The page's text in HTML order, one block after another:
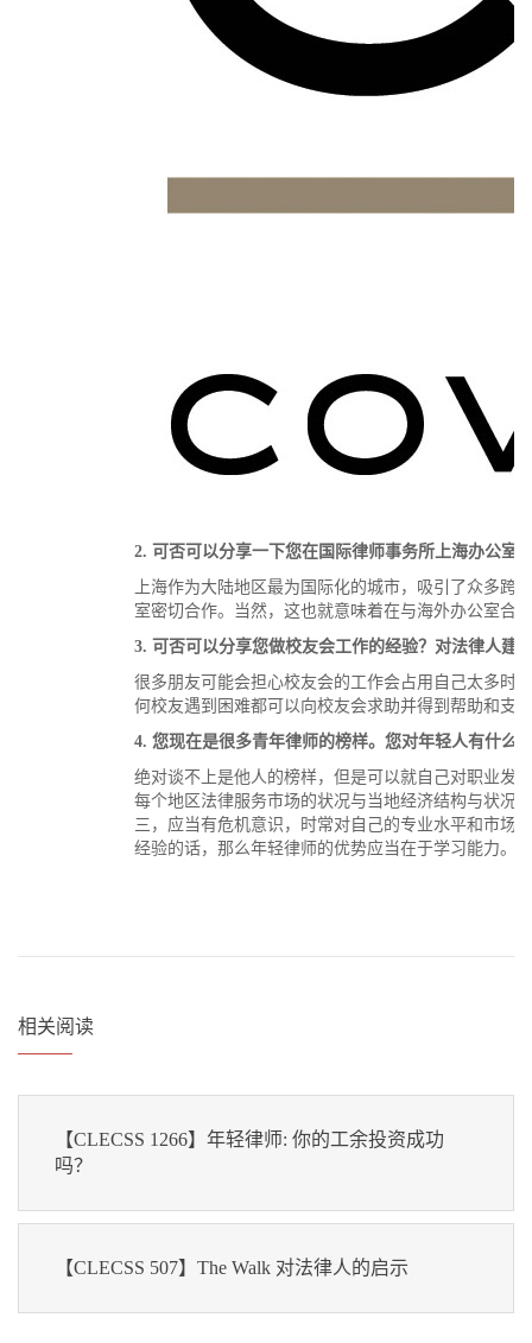
2. 可否可以分享一下您在国际律师事务所上海办公室
上海作为大陆地区最为国际化的城市，吸引了众多
室密切合作。当然，这也就意味着在与海外办公室合
3. 可否可以分享您做校友会工作的经验？对法律人建
很多朋友可能会担心校友会的工作会占用自己太多时
何校友遇到困难都可以向校友会求助并得到帮助和支
4. 您现在是很多青年律师的榜样。您对年轻人有什么
绝对谈不上是他人的榜样，但是可以就自己对职业发
每个地区法律服务市场的状况与当地经济结构与状况
三，应当有危机意识，时常对自己的专业水平和市场
经验的话，那么年轻律师的优势应当在于学习能力。
相关阅读
【CLECSS 1266】年轻律师: 你的工余投资成功
吗？
【CLECSS 507】The Walk 对法律人的启示